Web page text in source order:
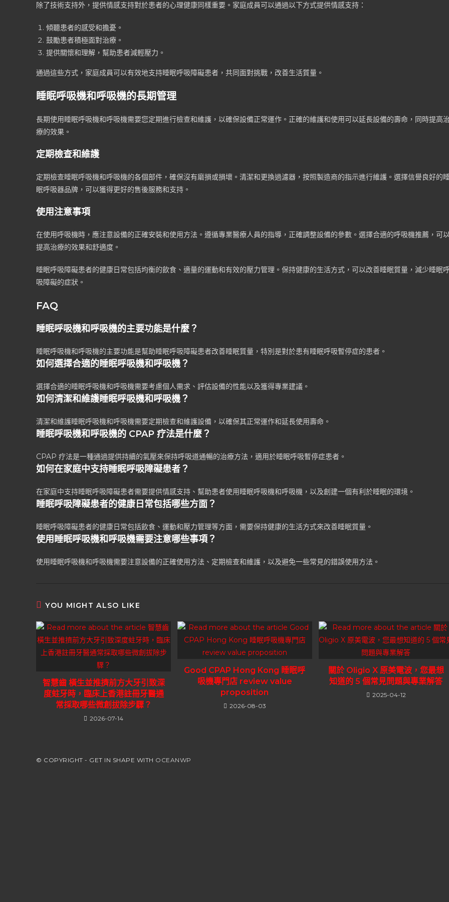
除了技術支持外，提供情感支持對於患者的心理健康同樣重要。家庭成員可以通過以下方式提供情感支持：
傾聽患者的感受和擔憂。
鼓勵患者積極面對治療。
提供關懷和理解，幫助患者減輕壓力。
通過這些方式，家庭成員可以有效地支持睡眠呼吸障礙患者，共同面對挑戰，改善生活質量。
睡眠呼吸機和呼吸機的長期管理
長期使用睡眠呼吸機和呼吸機需要您定期進行檢查和維護，以確保設備正常運作。正確的維護和使用可以延長設備的壽命，同時提高
療的效果。
定期檢查和維護
定期檢查睡眠呼吸機和呼吸機的各個部件，確保沒有磨損或損壞。清潔和更換過濾器，按照製造商的指示進行維護。選擇信譽良好的
眠呼吸器品牌，可以獲得更好的售後服務和支持。
使用注意事項
在使用呼吸機時，應注意設備的正確安裝和使用方法。遵循專業醫療人員的指導，正確調整設備的參數。選擇合適的呼吸機推薦，可
提高治療的效果和舒適度。
睡眠呼吸障礙患者的健康日常包括均衡的飲食、適量的運動和有效的壓力管理。保持健康的生活方式，可以改善睡眠質量，減少睡眠
吸障礙的症狀。
FAQ
睡眠呼吸機和呼吸機的主要功能是什麼？
睡眠呼吸機和呼吸機的主要功能是幫助睡眠呼吸障礙患者改善睡眠質量，特別是對於患有睡眠呼吸暫停症的患者。
如何選擇合適的睡眠呼吸機和呼吸機？
選擇合適的睡眠呼吸機和呼吸機需要考慮個人需求、評估設備的性能以及獲得專業建議。
如何清潔和維護睡眠呼吸機和呼吸機？
清潔和維護睡眠呼吸機和呼吸機需要定期檢查和維護設備，以確保其正常運作和延長使用壽命。
睡眠呼吸機和呼吸機的 CPAP 疗法是什麼？
CPAP 疗法是一種通過提供持續的氣壓來保持呼吸道通暢的治療方法，適用於睡眠呼吸暫停症患者。
如何在家庭中支持睡眠呼吸障礙患者？
在家庭中支持睡眠呼吸障礙患者需要提供情感支持、幫助患者使用睡眠呼吸機和呼吸機，以及創建一個有利於睡眠的環境。
睡眠呼吸障礙患者的健康日常包括哪些方面？
睡眠呼吸障礙患者的健康日常包括飲食、運動和壓力管理等方面，需要保持健康的生活方式來改善睡眠質量。
使用睡眠呼吸機和呼吸機需要注意哪些事項？
使用睡眠呼吸機和呼吸機需要注意設備的正確使用方法、定期檢查和維護，以及避免一些常見的錯誤使用方法。
YOU MIGHT ALSO LIKE
智慧齒 橫生並推擠前方大牙引致深
度蛀牙時，臨床上香港註冊牙醫通
常採取哪些微創拔除步驟？
2026-07-14
Good CPAP Hong Kong 睡眠呼
吸機專門店 review value
proposition
2026-08-03
關於 Oligio X 原美電波，您最想
知道的 5 個常見問題與專業解答
2025-04-12
© COPYRIGHT - GET IN SHAPE WITH OCEANWP